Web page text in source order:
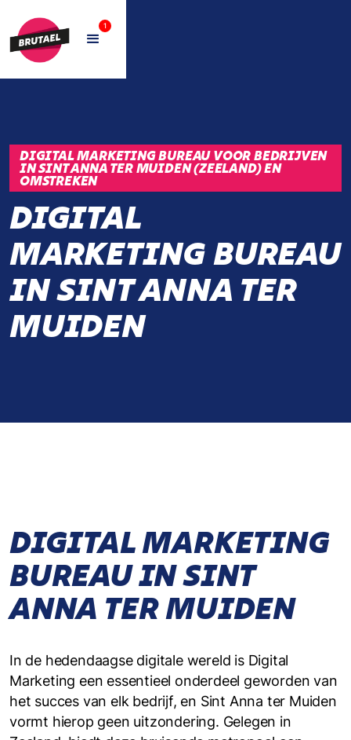
1
DIGITAL MARKETING BUREAU VOOR BEDRIJVEN
IN SINT ANNA TER MUIDEN (ZEELAND) EN
OMSTREKEN
DIGITAL
MARKETING BUREAU
IN SINT ANNA TER
MUIDEN
DIGITAL MARKETING
BUREAU IN SINT
ANNA TER MUIDEN
In de hedendaagse digitale wereld is Digital
Marketing een essentieel onderdeel geworden van
het succes van elk bedrijf, en Sint Anna ter Muiden
vormt hierop geen uitzondering. Gelegen in